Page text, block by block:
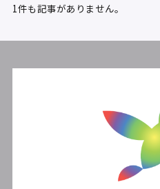
1件も記事がありません。